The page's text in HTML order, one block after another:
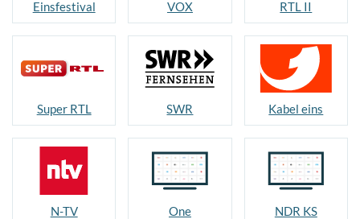
Einsfestival VOX RTL II
Super RTL SWR Kabel eins
N-TV One NDR KS